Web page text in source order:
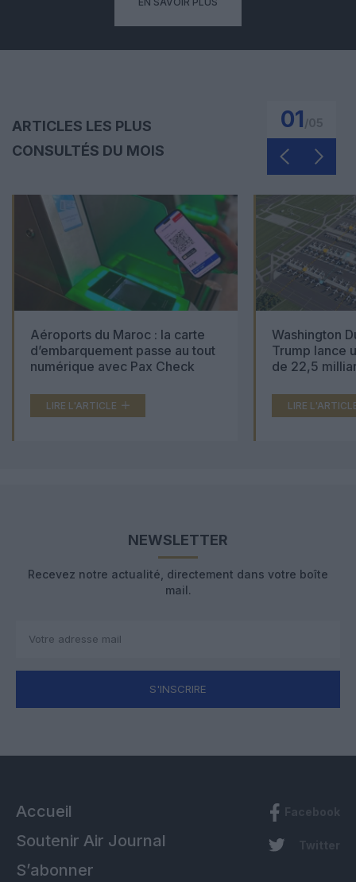
ARTICLES LES PLUS
CONSULTÉS DU MOIS
01
Aéroports du Maroc : la carte
d’embarquement passe au tout
numérique avec Pax Check
LIRE L'ARTICLE
Washington
Trump lance
de 22,5
LIRE
NEWSLETTER
Recevez notre actualité, directement dans votre boîte
mail.
S'INSCRIRE
Accueil
Soutenir Air Journal
S’abonner